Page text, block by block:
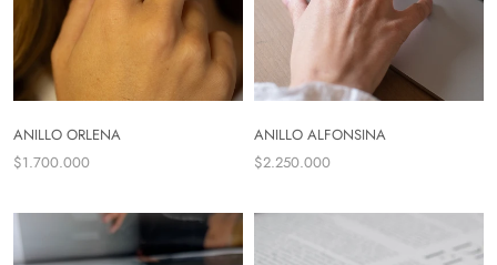
ANILLO ORLENA
$1.700.000
ANILLO ALFONSINA
$2.250.000